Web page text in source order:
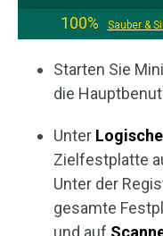
100%
Sauber &
Starten Sie
die
Unter
Zielfestplatte
Unter der
gesamte
und auf